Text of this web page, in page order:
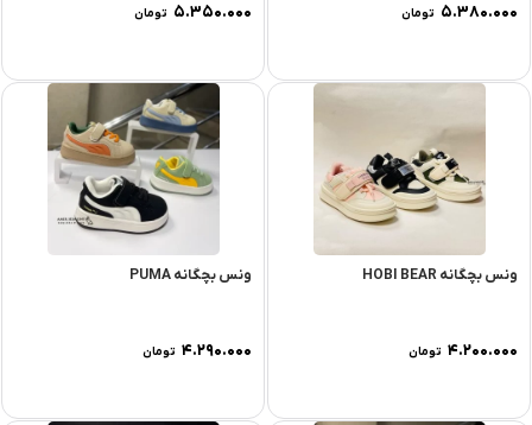
۵.۳۸۰.۰۰۰ تومان ۵.۳۵۰.۰۰۰ تومان
ونس بچگانه HOBI BEAR
۴.۲۰۰.۰۰۰ تومان
ونس بچگانه PUMA
۴.۲۹۰.۰۰۰ تومان